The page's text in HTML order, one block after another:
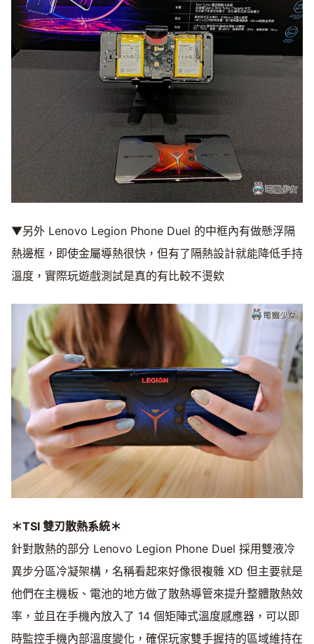
▼另外 Lenovo Legion Phone Duel 的中框內有做懸浮隔
熱邊框，即使金屬導熱很快，但有了隔熱設計就能降低手持
溫度，實際玩遊戲測試是真的有比較不燙欸
＊TSI 雙刃散熱系統＊
針對散熱的部分 Lenovo Legion Phone Duel 採用雙液冷
異步分區冷凝架構，名稱看起來好像很複雜 XD 但主要就是
他們在主機板、電池的地方做了散熱導管來提升整體散熱效
率，並且在手機內放入了 14 個矩陣式溫度感應器，可以即
時監控手機內部溫度變化，確保玩家雙手握持的區域維持在